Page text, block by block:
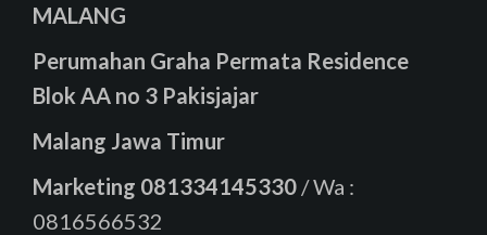
MALANG
Perumahan Graha Permata Residence
Blok AA no 3 Pakisjajar
Malang Jawa Timur
Marketing 081334145330 / Wa :
0816566532